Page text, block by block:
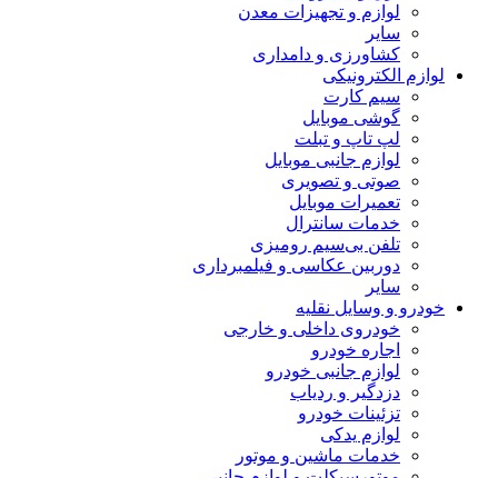
لوازم و تجهیزات معدن
سایر
کشاورزی و دامداری
لوازم الکترونیکی
سیم کارت
گوشی موبایل
لپ تاپ و تبلت
لوازم جانبی موبایل
صوتی و تصویری
تعمیرات موبایل
خدمات سانترال
تلفن بی‌سیم رومیزی
دوربین عکاسی و فیلمبرداری
سایر
خودرو و وسایل نقلیه
خودروی داخلی و خارجی
اجاره خودرو
لوازم جانبی خودرو
دزدگیر و ردیاب
تزئینات خودرو
لوازم یدکی
خدمات ماشین و موتور